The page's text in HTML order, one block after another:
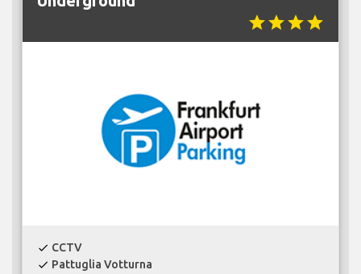
starstarstarstar
check CCTV
check Pattuglia Votturna